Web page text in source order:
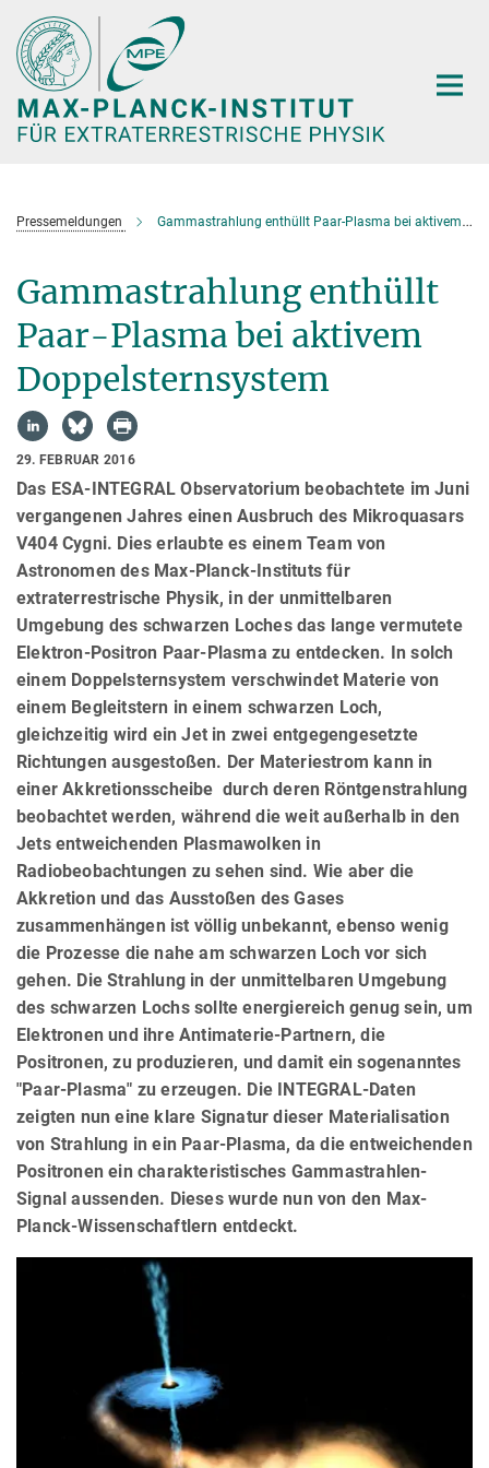
Hauptinhalt
Pressemeldungen Gammastrahlung enthüllt Paar-Plasma bei aktivem Doppelsternsystem
Gammastrahlung enthüllt
Paar-Plasma bei aktivem
Doppelsternsystem
29. FEBRUAR 2016
Das ESA-INTEGRAL Observatorium beobachtete im Juni
vergangenen Jahres einen Ausbruch des Mikroquasars
V404 Cygni. Dies erlaubte es einem Team von
Astronomen des Max-Planck-Instituts für
extraterrestrische Physik, in der unmittelbaren
Umgebung des schwarzen Loches das lange vermutete
Elektron-Positron Paar-Plasma zu entdecken. In solch
einem Doppelsternsystem verschwindet Materie von
einem Begleitstern in einem schwarzen Loch,
gleichzeitig wird ein Jet in zwei entgegengesetzte
Richtungen ausgestoßen. Der Materiestrom kann in
einer Akkretionsscheibe durch deren Röntgenstrahlung
beobachtet werden, während die weit außerhalb in den
Jets entweichenden Plasmawolken in
Radiobeobachtungen zu sehen sind. Wie aber die
Akkretion und das Ausstoßen des Gases
zusammenhängen ist völlig unbekannt, ebenso wenig
die Prozesse die nahe am schwarzen Loch vor sich
gehen. Die Strahlung in der unmittelbaren Umgebung
des schwarzen Lochs sollte energiereich genug sein, um
Elektronen und ihre Antimaterie-Partnern, die
Positronen, zu produzieren, und damit ein sogenanntes
"Paar-Plasma" zu erzeugen. Die INTEGRAL-Daten
zeigten nun eine klare Signatur dieser Materialisation
von Strahlung in ein Paar-Plasma, da die entweichenden
Positronen ein charakteristisches Gammastrahlen-
Signal aussenden. Dieses wurde nun von den Max-
Planck-Wissenschaftlern entdeckt.